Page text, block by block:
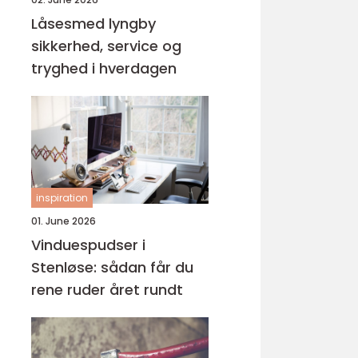
Låsesmed lyngby
sikkerhed, service og
tryghed i hverdagen
inspiration
01. June 2026
Vinduespudser i
Stenløse: sådan får du
rene ruder året rundt